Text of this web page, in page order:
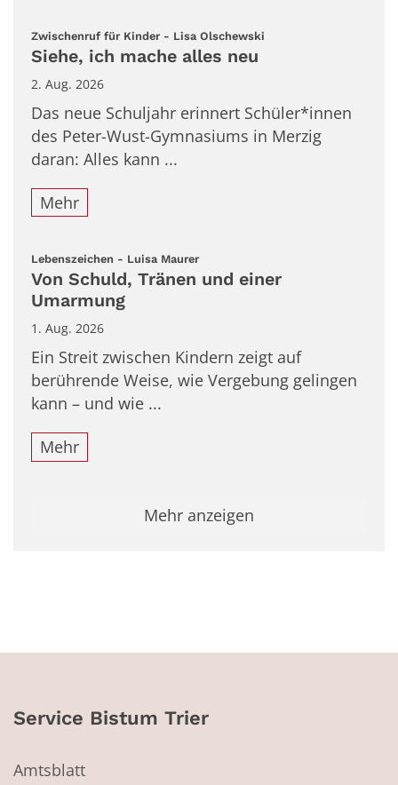
Zwischenruf für Kinder - Lisa Olschewski
Siehe, ich mache alles neu
2. Aug. 2026
Das neue Schuljahr erinnert Schüler*innen
des Peter-Wust-Gymnasiums in Merzig
daran: Alles kann ...
Mehr
Lebenszeichen - Luisa Maurer:
Von Schuld, Tränen und einer
Umarmung
1. Aug. 2026
Ein Streit zwischen Kindern zeigt auf
berührende Weise, wie Vergebung gelingen
kann – und wie ...
Mehr
Mehr anzeigen
Service Bistum Trier
Amtsblatt